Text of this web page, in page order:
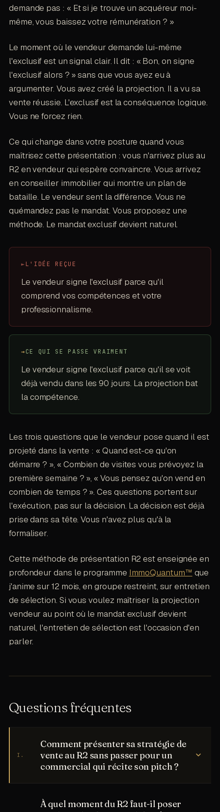
demande pas : « Et si je trouve un acquéreur moi-
même, vous baissez votre rémunération ? »
Le moment où le vendeur demande lui-même
l'exclusif est un signal clair. Il dit : « Bon, on signe
l'exclusif alors ? » sans que vous ayez eu à
argumenter. Vous avez créé la projection. Il a vu sa
vente réussie. L'exclusif est la conséquence logique.
Vous ne forcez rien.
Ce qui change dans votre posture quand vous
maîtrisez cette présentation : vous n'arrivez plus au
R2 en vendeur qui espère convaincre. Vous arrivez
en conseiller immobilier qui montre un plan de
bataille. Le vendeur sent la différence. Vous ne
quémandez pas le mandat. Vous proposez une
méthode. Le mandat exclusif devient naturel.
►L'IDÉE REÇUE
Le vendeur signe l'exclusif parce qu'il
comprend vos compétences et votre
professionnalisme.
→CE QUI SE PASSE VRAIMENT
Le vendeur signe l'exclusif parce qu'il se voit
déjà vendu dans les 90 jours. La projection bat
la compétence.
Les trois questions que le vendeur pose quand il est
projeté dans la vente : « Quand est-ce qu'on
démarre ? », « Combien de visites vous prévoyez la
première semaine ? », « Vous pensez qu'on vend en
combien de temps ? ». Ces questions portent sur
l'exécution, pas sur la décision. La décision est déjà
prise dans sa tête. Vous n'avez plus qu'à la
formaliser.
Cette méthode de présentation R2 est enseignée en
profondeur dans le programme ImmoQuantum™ que
j'anime sur 12 mois, en groupe restreint, sur entretien
de sélection. Si vous voulez maîtriser la projection
vendeur au point où le mandat exclusif devient
naturel, l'entretien de sélection est l'occasion d'en
parler.
Questions fréquentes
I .
Comment présenter sa stratégie de
vente au R2 sans passer pour un
commercial qui récite son pitch ?
pour ce bien précis au lieu de lister vos services
À quel moment du R2 faut-il poser